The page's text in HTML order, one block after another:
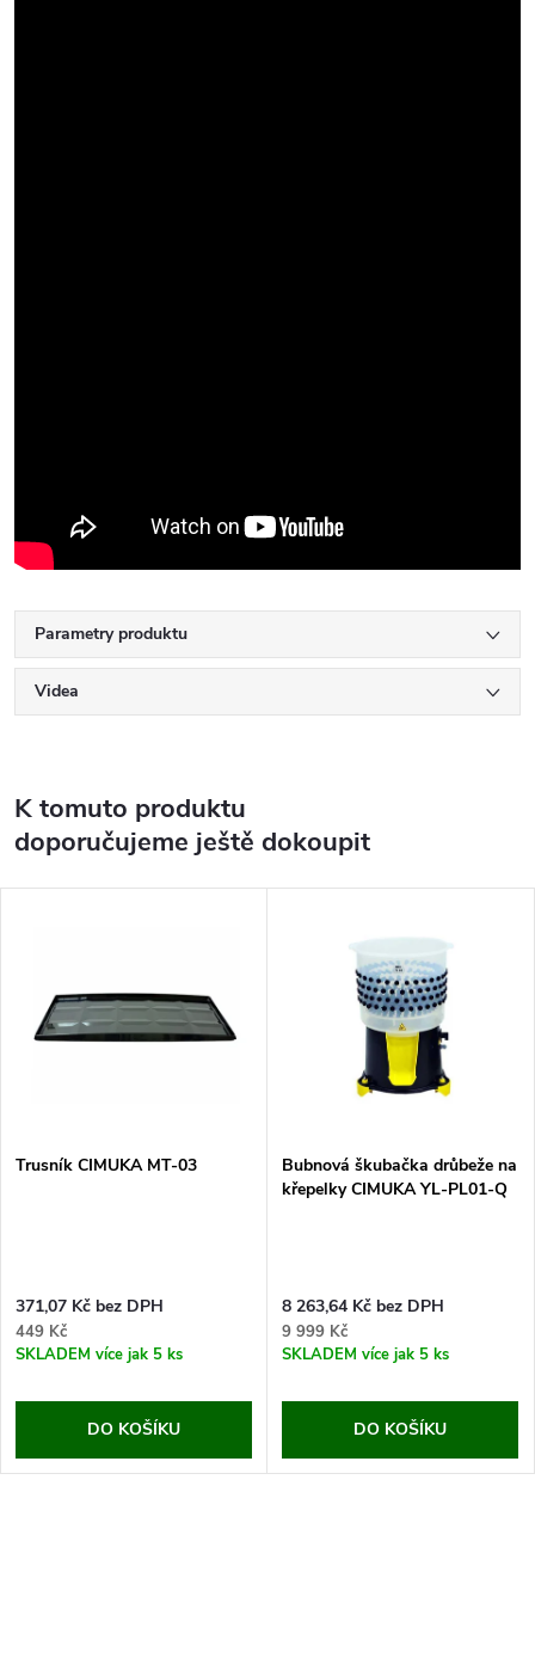
Parametry produktu
Videa
K tomuto produktu
doporučujeme ještě dokoupit
Trusník CIMUKA MT-03
371,07 Kč bez DPH
449 Kč
SKLADEM více jak 5 ks
DO KOŠÍKU
Bubnová škubačka drůbeže na
křepelky CIMUKA YL-PL01-Q
8 263,64 Kč bez DPH
9 999 Kč
SKLADEM více jak 5 ks
DO KOŠÍKU